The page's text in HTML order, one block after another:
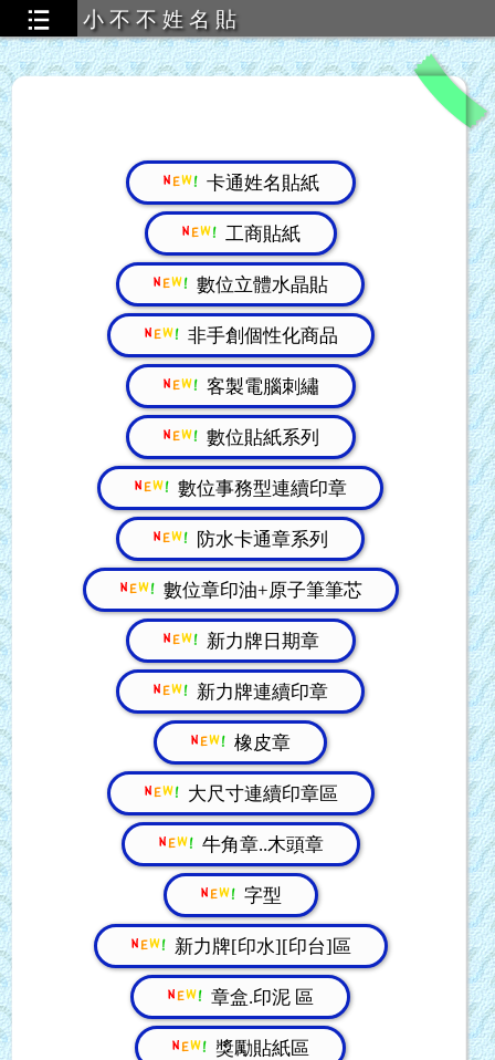
小 不 不 姓 名 貼
卡通姓名貼紙
工商貼紙
數位立體水晶貼
非手創個性化商品
客製電腦刺繡
數位貼紙系列
數位事務型連續印章
防水卡通章系列
數位章印油+原子筆筆芯
新力牌日期章
新力牌連續印章
橡皮章
大尺寸連續印章區
牛角章..木頭章
字型
新力牌[印水][印台]區
章盒.印泥 區
獎勵貼紙區